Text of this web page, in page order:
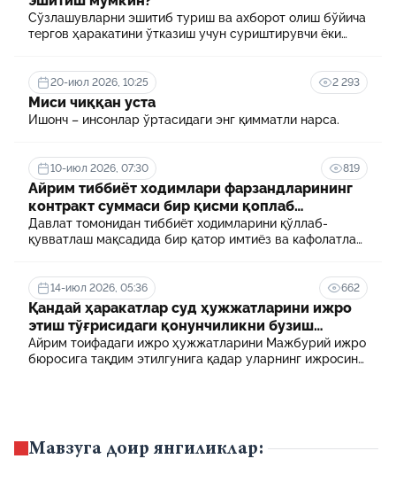
Сўзлашувларни эшитиб туриш ва ахборот олиш бўйича
тергов ҳаракатини ўтказиш учун суриштирувчи ёки
20-июл 2026, 10:25 2 293
Миси чиққан уста
Ишонч – инсонлар ўртасидаги энг қимматли нарса.
10-июл 2026, 07:30 819
Айрим тиббиёт ходимлари фарзандларининг
контракт суммаси бир қисми қоплаб
берилади
Давлат томонидан тиббиёт ходимларини қўллаб-
қувватлаш мақсадида бир қатор имтиёз ва кафолатлар
муассасасида ўқиш учун тўланадиган контракт
маблағининг бир қисмини қоплаб бериш тартибидир
14-июл 2026, 05:36 662
Қандай ҳаракатлар суд ҳужжатларини ижро
этиш тўғрисидаги қонунчиликни бузиш
ҳисобланади? 5 муҳим факт
Айрим тоифадаги ижро ҳужжатларини Мажбурий ижро
бюросига тақдим этилгунига қадар уларнинг ижросини
Мавзуга доир янгиликлар: